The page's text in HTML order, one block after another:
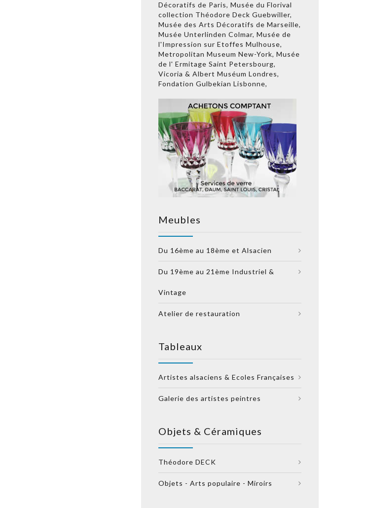
Décoratifs de Paris, Musée du Florival
collection Théodore Deck Guebwiller,
Musée des Arts Décoratifs de Marseille,
Musée Unterlinden Colmar, Musée de
l'Impression sur Etoffes Mulhouse,
Metropolitan Museum New-York, Musée
de l' Ermitage Saint Petersbourg,
Vicoria & Albert Muséum Londres,
Fondation Gulbekian Lisbonne,
Meubles
Du 16ème au 18ème et Alsacien
Du 19ème au 21ème Industriel &
Vintage
Atelier de restauration
Tableaux
Artistes alsaciens & Ecoles Françaises
Galerie des artistes peintres
Objets & Céramiques
Théodore DECK
Objets - Arts populaire - Miroirs